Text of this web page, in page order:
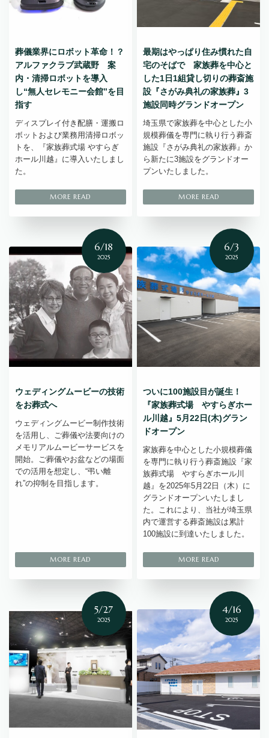
葬儀業界にロボット革命！？
アルファクラブ武蔵野 案
内・清掃ロボットを導入
し“無人セレモニー会館”を目
指す
ディスプレイ付き配膳・運搬ロ
ボットおよび業務用清掃ロボッ
トを、『家族葬式場 やすらぎ
ホール川越』に導入いたしまし
た。
最期はやっぱり住み慣れた自
宅のそばで 家族葬を中心と
した1日1組貸し切りの葬斎施
設『さがみ典礼の家族葬』3
施設同時グランドオープン
埼玉県で家族葬を中心とした小
規模葬儀を専門に執り行う葬斎
施設『さがみ典礼の家族葬』か
ら新たに3施設をグランドオー
プンいたしました。
6/18
2025
ウェディングムービーの技術
をお葬式へ
ウェディングムービー制作技術
を活用し、ご葬儀や法要向けの
メモリアルムービーサービスを
開始。ご葬儀やお盆などの場面
での活用を想定し、“弔い離
れ”の抑制を目指します。
6/3
2025
ついに100施設目が誕生！
『家族葬式場 やすらぎホー
ル川越』5月22日(木)グラン
ドオープン
家族葬を中心とした小規模葬儀
を専門に執り行う葬斎施設『家
族葬式場 やすらぎホール川
越』を2025年5月22日（木）に
グランドオープンいたしまし
た。これにより、当社が埼玉県
内で運営する葬斎施設は累計
100施設に到達いたしました。
5/27
2025
4/16
2025